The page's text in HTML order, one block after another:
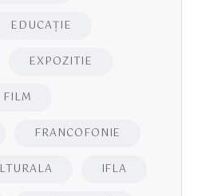
EDUCAŢIE
EXPOZITIE
FILM
FRANCOFONIE
IFLA